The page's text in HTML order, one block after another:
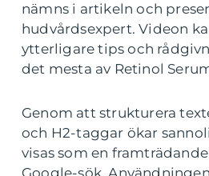
nämns i artikeln och
hudvårdsexpert. Videon
ytterligare tips och
det mesta av Retinol
Genom att strukturera
och H2-taggar ökar
visas som en
Google-sök.